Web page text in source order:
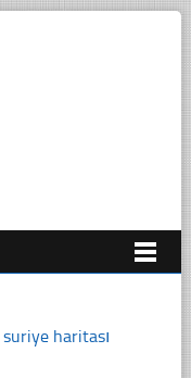
suriye haritası